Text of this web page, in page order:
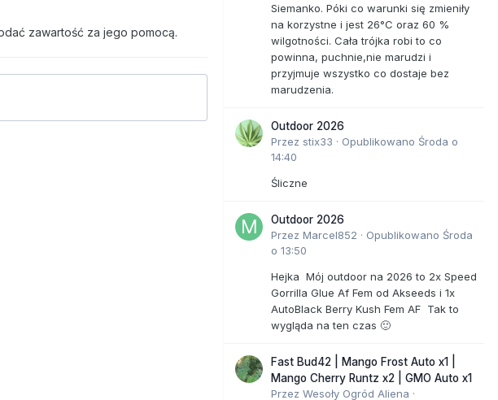
zawartość za jego pomocą.
Siemanko. Póki co warunki się zmieniły
na korzystne i jest 26°C oraz 60 %
wilgotności. Cała trójka robi to co
powinna, puchnie,nie marudzi i
przyjmuje wszystko co dostaje bez
marudzenia.
Outdoor 2026
Przez stix33 · Opublikowano Środa o
14:40
Śliczne
Outdoor 2026
Przez Marcel852 · Opublikowano Środa
o 13:50
Hejka Mój outdoor na 2026 to 2x Speed
Gorrilla Glue Af Fem od Akseeds i 1x
AutoBlack Berry Kush Fem AF Tak to
wygląda na ten czas 🙂
Fast Bud42 | Mango Frost Auto x1 |
Mango Cherry Runtz x2 | GMO Auto x1
Przez Wesoły Ogród Aliena ·